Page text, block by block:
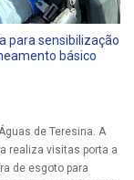
para sensibilização
básico
de Teresina. A
realiza visitas porta a
de esgoto para